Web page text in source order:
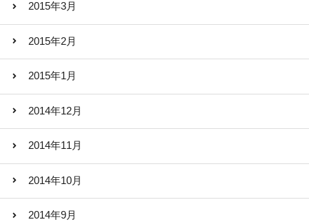
2015年3月
2015年2月
2015年1月
2014年12月
2014年11月
2014年10月
2014年9月